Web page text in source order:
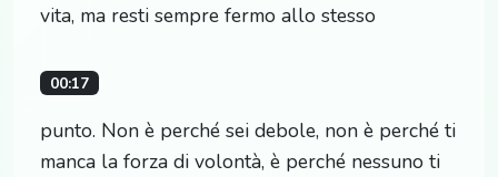
vita, ma resti sempre fermo allo stesso
00:17
punto. Non è perché sei debole, non è perché ti
manca la forza di volontà, è perché nessuno ti